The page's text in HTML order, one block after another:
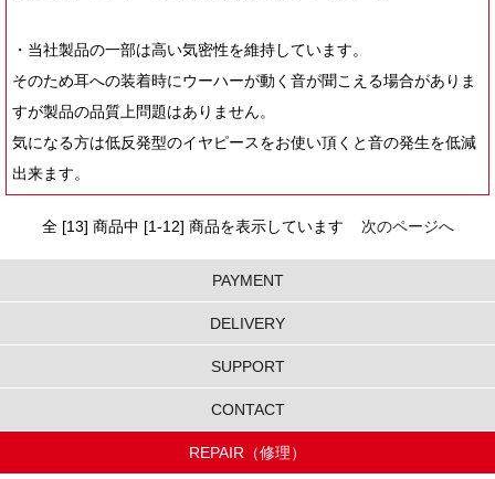
・当社製品の一部は高い気密性を維持しています。
そのため耳への装着時にウーハーが動く音が聞こえる場合がありま
すが製品の品質上問題はありません。
気になる方は低反発型のイヤピースをお使い頂くと音の発生を低減
出来ます。
全 [13] 商品中 [1-12] 商品を表示しています 次のページへ
PAYMENT
DELIVERY
SUPPORT
CONTACT
REPAIR（修理）